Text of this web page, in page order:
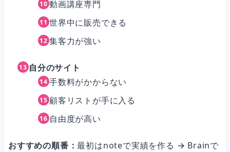
動画講座専門
世界中に販売できる
集客力が強い
自分のサイト
手数料がかからない
顧客リストが手に入る
自由度が高い
おすすめの順番：最初はnoteで実績を作る → Brainで